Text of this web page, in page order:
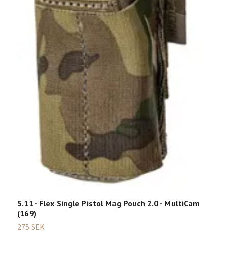
5.11 - Flex Single Pistol Mag Pouch 2.0 - MultiCam
(169)
275 SEK